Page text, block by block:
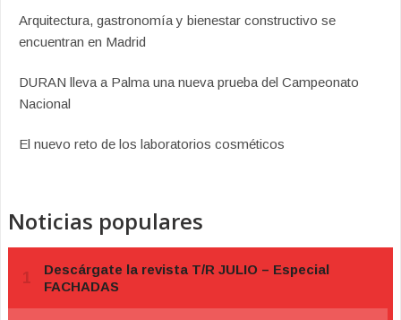
Arquitectura, gastronomía y bienestar constructivo se
encuentran en Madrid
DURAN lleva a Palma una nueva prueba del Campeonato
Nacional
El nuevo reto de los laboratorios cosméticos
Noticias populares